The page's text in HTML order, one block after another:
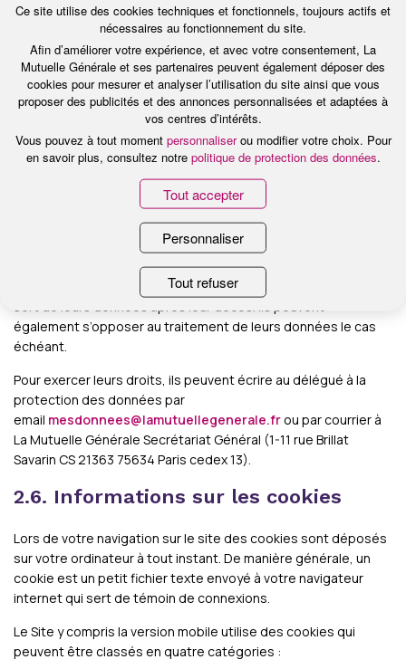
Les informations collectées sur le site de Fondation
d’Entreprise La Mutuelle Générale font l’objet de traitements
ayant pour finalité une amélioration de l’expérience utilisateur
et un suivi de l’audience.
La Mutuelle Générale en tant que Responsable de traitement
ainsi que ses partenaires et prestataires sont destinataires
de ces données.
Ces informations sont conservées le temps nécessaire pour
répondre à ces finalités.
Les utilisateurs disposent d’un droit d’accès, de rectification,
d’effacement, de portabilité sur leurs données. Ils peuvent
choisir d’en limiter l’usage ou définir les directives relatives au
sort de leurs données après leur décès. Ils peuvent
également s’opposer au traitement de leurs données le cas
échéant.
Pour exercer leurs droits, ils peuvent écrire au délégué à la
protection des données par
email mesdonnees@lamutuellegenerale.frou par courrier à
La Mutuelle Générale Secrétariat Général (1-11 rue Brillat
Savarin CS 21363 75634 Paris cedex 13).
2.6. Informations sur les cookies
Lors de votre navigation sur le site des cookies sont déposés
sur votre ordinateur à tout instant. De manière générale, un
cookie est un petit fichier texte envoyé à votre navigateur
internet qui sert de témoin de connexions.
Le Site y compris la version mobile utilise des cookies qui
peuvent être classés en quatre catégories :
Ce site utilise des cookies techniques et fonctionnels, toujours actifs et
nécessaires au fonctionnement du site.
Afin d’améliorer votre expérience, et avec votre consentement, La
Mutuelle Générale et ses partenaires peuvent également déposer des
cookies pour mesurer et analyser l’utilisation du site ainsi que vous
proposer des publicités et des annonces personnalisées et adaptées à
vos centres d’intérêts.
Vous pouvez à tout moment personnaliserou modifier votre choix. Pour
en savoir plus, consultez notre politique de protection des données.
Tout accepter
Personnaliser
Tout refuser